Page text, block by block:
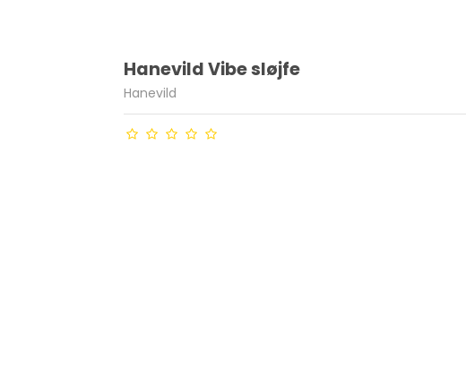
Hanevild Vibe sløjfe
Hanevild